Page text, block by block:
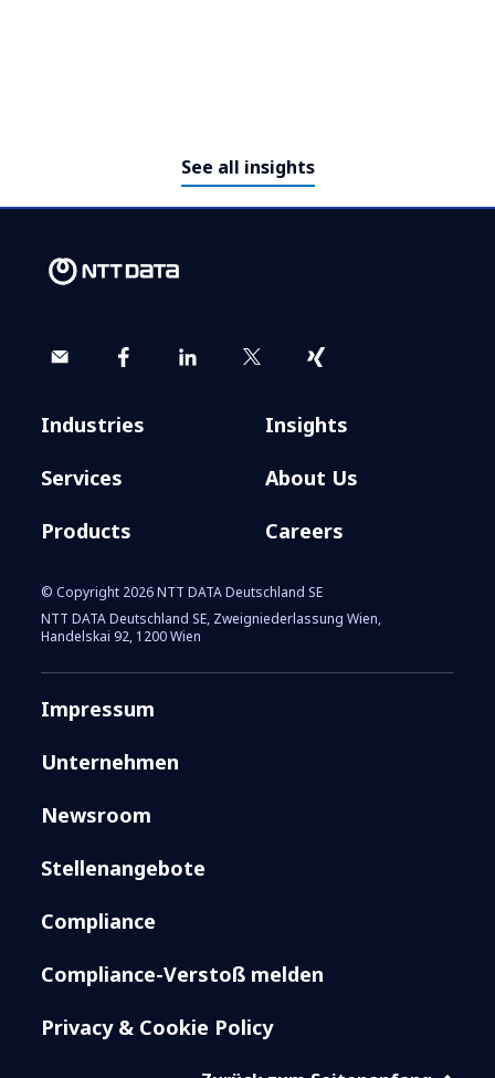
– ein strategischer Vorteil für
See all insights
Industries
Services
Products
Insights
About Us
Careers
© Copyright 2026 NTT DATA Deutschland SE
NTT DATA Deutschland SE, Zweigniederlassung Wien,
Handelskai 92, 1200 Wien
Impressum
Unternehmen
Newsroom
Stellenangebote
Compliance
Compliance-Verstoß melden
Privacy & Cookie Policy